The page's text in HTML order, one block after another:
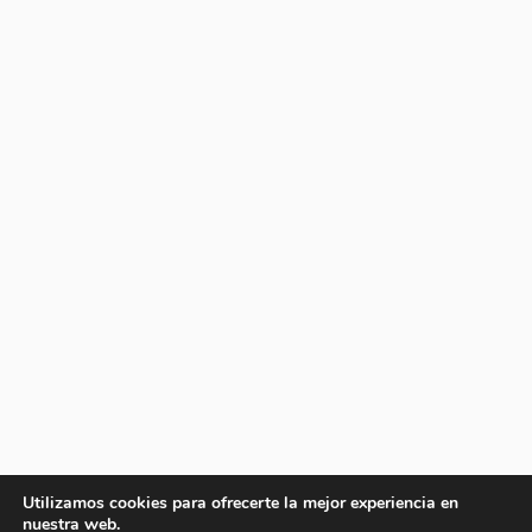
Utilizamos cookies para ofrecerte la mejor experiencia en
nuestra web.